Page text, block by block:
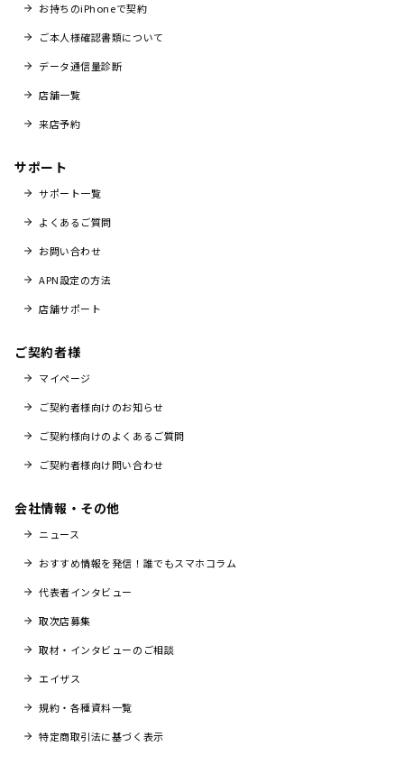
お持ちのiPhoneで契約
ご本人様確認書類について
データ通信量診断
店舗一覧
来店予約
サポート
サポート一覧
よくあるご質問
お問い合わせ
APN設定の方法
店舗サポート
ご契約者様
マイページ
ご契約者様向けのお知らせ
ご契約様向けのよくあるご質問
ご契約者様向け問い合わせ
会社情報・その他
ニュース
おすすめ情報を発信！誰でもスマホコラム
代表者インタビュー
取次店募集
取材・インタビューのご相談
エイザス
規約・各種資料一覧
特定商取引法に基づく表示